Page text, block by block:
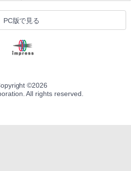
PC版で見る
©2026
All rights reserved.